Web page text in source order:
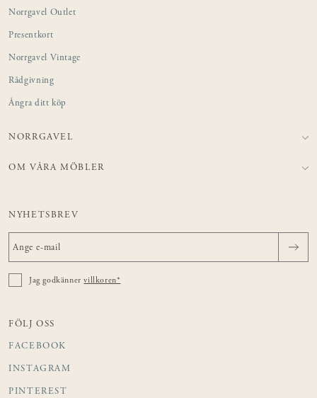
Norrgavel Outlet
Presentkort
Norrgavel Vintage
Rådgivning
Ångra ditt köp
NORRGAVEL
OM VÅRA MÖBLER
NYHETSBREV
Jag godkännervillkoren*
FÖLJ OSS
FACEBOOK
INSTAGRAM
PINTEREST